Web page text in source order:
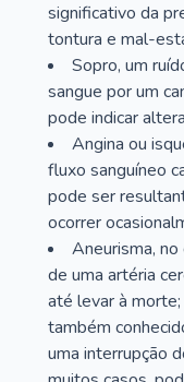
significativo da
tontura e mal-
Sopro, um
sangue por um
pode indicar
Angina ou
fluxo sanguíneo
pode ser
ocorrer
Aneurisma,
de uma artéria
até levar à
também
uma interrupção